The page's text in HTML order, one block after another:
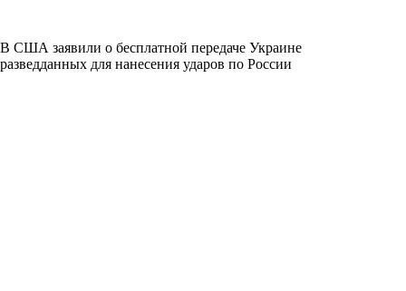
В США заявили о бесплатной передаче Украине
разведданных для нанесения ударов по России